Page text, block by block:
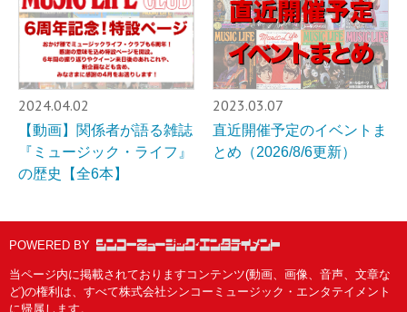
2024.04.02
【動画】関係者が語る雑誌
『ミュージック・ライフ』
の歴史【全6本】
2023.03.07
直近開催予定のイベントま
とめ（2026/8/6更新）
POWERED BY
当ページ内に掲載されておりますコンテンツ(動画、画像、音声、文章な
ど)の権利は、すべて株式会社シンコーミュージック・エンタテイメント
に帰属します。